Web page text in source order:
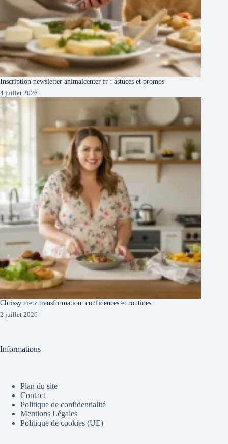
Inscription newsletter animalcenter fr : astuces et promos
4 juillet 2026
Chrissy metz transformation: confidences et routines
2 juillet 2026
Informations
Plan du site
Contact
Politique de confidentialité
Mentions Légales
Politique de cookies (UE)